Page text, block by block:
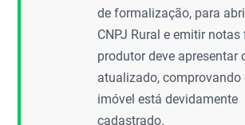
de formalização, para
CNPJ Rural e emitir notas
produtor deve apresentar
atualizado, comprovando
imóvel está devidamente
cadastrado.